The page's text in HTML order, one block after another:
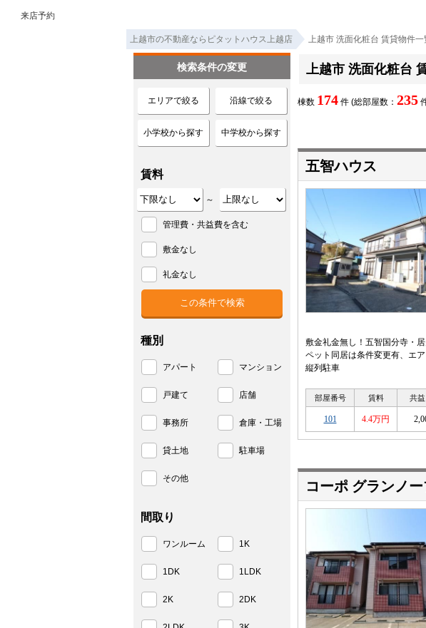
来店予約
上越市の不動産ならピタットハウス上越店 上越市 洗面化粧台 賃貸物件一
上越市 洗面化粧台
棟数 174 件 (総部屋数： 235
五智ハウス
敷金礼金無し！五智国分寺・
ペット同居は条件変更有、エ
縦列駐車
部屋番号 賃料 共
101 4.4万円
コーポ グランノ
検索条件の変更
エリアで絞る 沿線で絞る
小学校から探す 中学校から探す
賃料
～
管理費・共益費を含む
敷金なし
礼金なし
種別
アパート マンション
戸建て 店舗
事務所 倉庫・工場
貸土地 駐車場
その他
間取り
ワンルーム 1K
1DK 1LDK
2K 2DK